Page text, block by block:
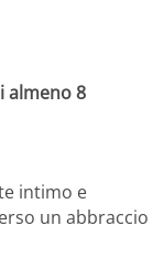
almeno 8
intimo e
un abbraccio